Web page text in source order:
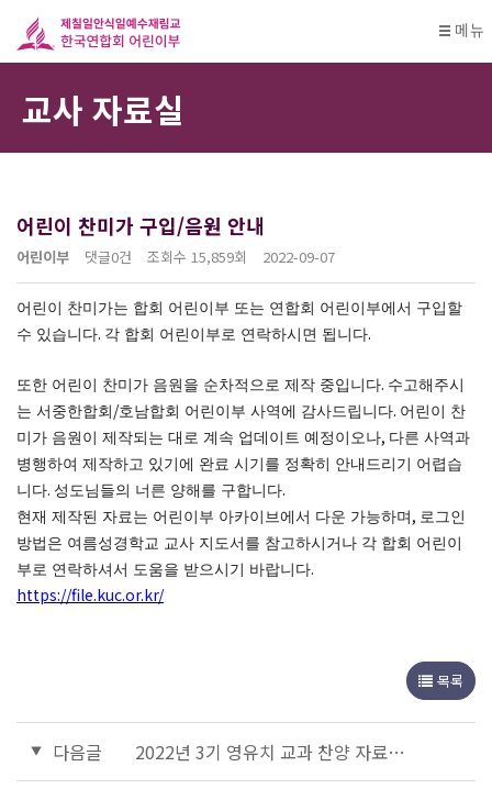
메뉴
교사 자료실
어린이 찬미가 구입/음원 안내
어린이부 댓글0건 조회수 15,859회 2022-09-07
어린이 찬미가는 합회 어린이부 또는 연합회 어린이부에서 구입할
수 있습니다. 각 합회 어린이부로 연락하시면 됩니다.
또한 어린이 찬미가 음원을 순차적으로 제작 중입니다. 수고해주시
는 서중한합회 /호남합회 어린이부 사역에 감사드립니다. 어린이 찬
미가 음원이 제작되는 대로 계속 업데이트 예정이오나, 다른 사역과
병행하여 제작하고 있기에 완료 시기를 정확히 안내드리기 어렵습
니다. 성도님들의 너른 양해를 구합니다.
현재 제작된 자료는 어린이부 아카이브에서 다운 가능하며 , 로그인
방법은 여름성경학교 교사 지도서를 참고하시거나 각 합회 어린이
부로 연락하셔서 도움을 받으시기 바랍니다.
https://file.kuc.or.kr/
목록
다음글 2022년 3기 영유치 교과 찬양 자료 안내